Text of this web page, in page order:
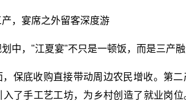
，宴席之外留客深度游
中，"江夏宴"不只是一顿饭，而是三产融
，保底收购直接带动周边农民增收。第
入了手工艺工坊，为乡村创造了就业岗